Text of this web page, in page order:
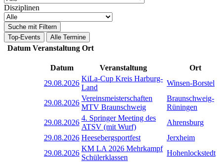
Disziplinen
Suche mit Filtern
Top-Events
Alle Termine
Datum Veranstaltung Ort
Datum Veranstaltung
Ort
29.08.2026
KiLa-Cup Kreis Harburg-
Land
Winsen-Borstel
29.08.2026
Vereinsmeisterschaften
MTV Braunschweig
Braunschweig-
Rüningen
29.08.2026
4. Springer Meeting des
ATSV (mit Wurf)
Ahrensburg
29.08.2026 Heesebergsportfest
Jerxheim
29.08.2026
KM LA 2026 Mehrkampf
Schülerklassen
Hohenlockstedt